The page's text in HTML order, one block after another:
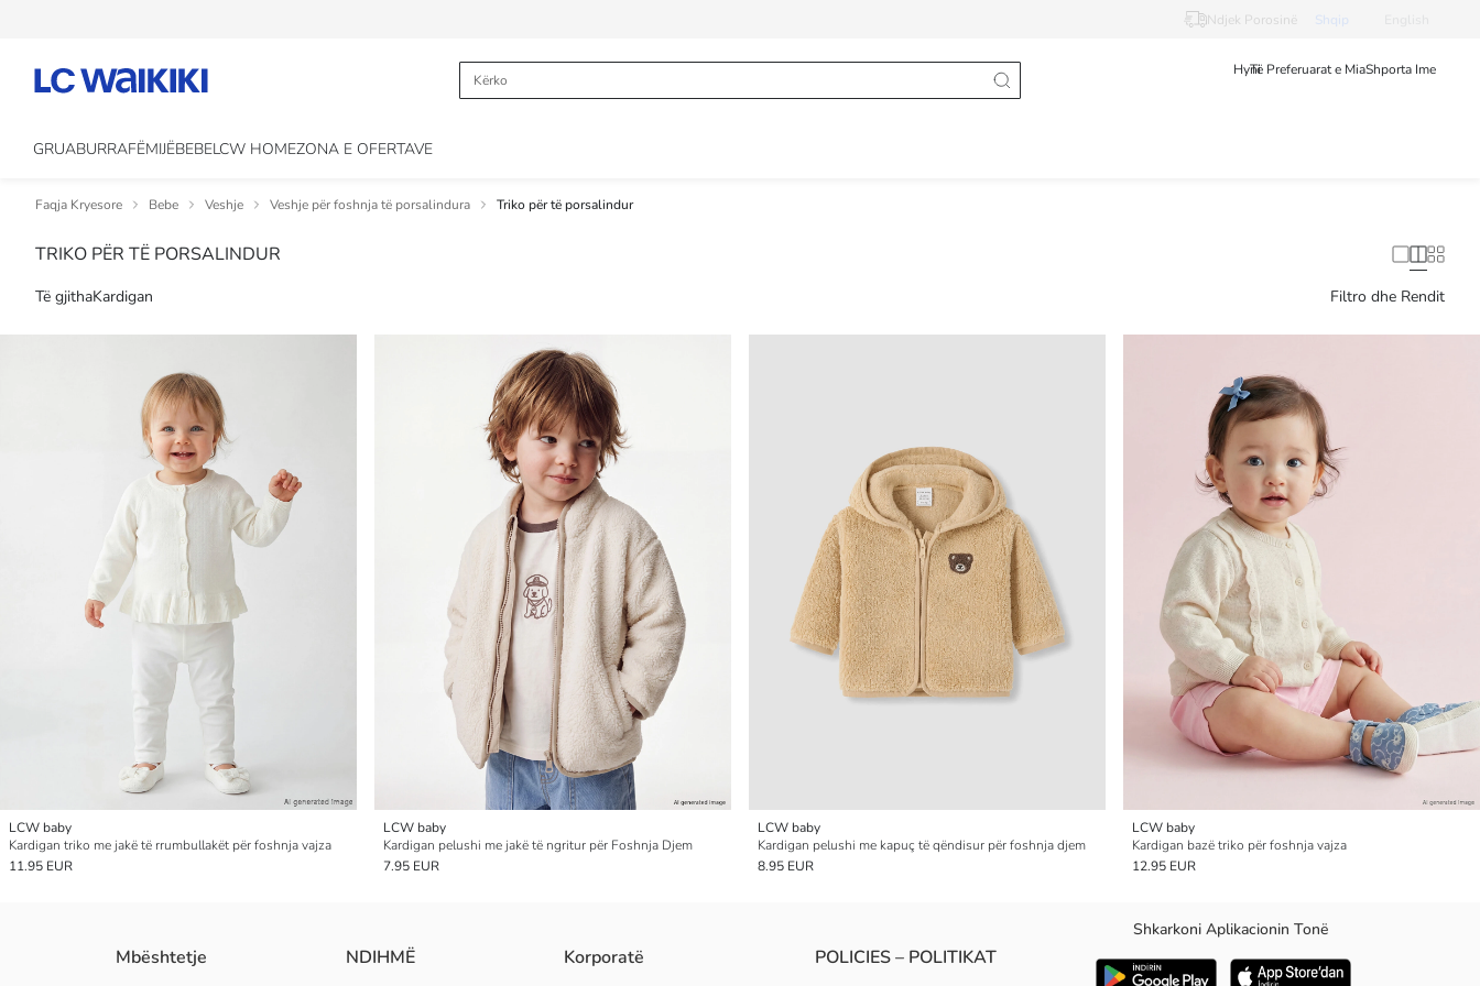
Ndjek Porosinë Shqip
HyniTë Preferuarat e MiaShporta Ime
GRUABURRAFËMIJËBEBELCW HOMEZONA E OFERTAVE
Faqja Kryesore Bebe Veshje Veshje për foshnja të porsalindura Triko për të porsalindur
TRIKO PËR TË PORSALINDUR
Të gjithaKardigan Filtro dhe Rendit
LCW baby
Kardigan triko me jakë të rrumbullakët për foshnja vajza
11.95 EUR
LCW baby
Kardigan pelushi me jakë të ngritur për Foshnja Djem
7.95 EUR
LCW baby
Kardigan pelushi me kapuç të qëndisur për foshnja djem
8.95 EUR
LCW baby
Kardigan bazë triko për foshnja vajza
12.95 EUR
Mbështetje NDIHMË Korporatë POLICIES – POLITIKAT
Shkarkoni Aplikacionin Tonë